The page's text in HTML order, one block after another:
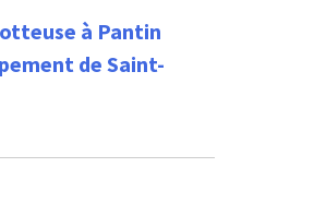
à Pantin
de Saint-